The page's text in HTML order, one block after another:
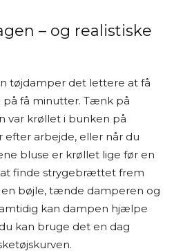
– og realistiske
tøjdamper det lettere at få
på få minutter. Tænk på
var krøllet i bunken på
efter arbejde, eller når du
bluse er krøllet lige før en
finde strygebrættet frem
bøjle, tænde damperen og
kan dampen hjælpe
kan bruge det en dag